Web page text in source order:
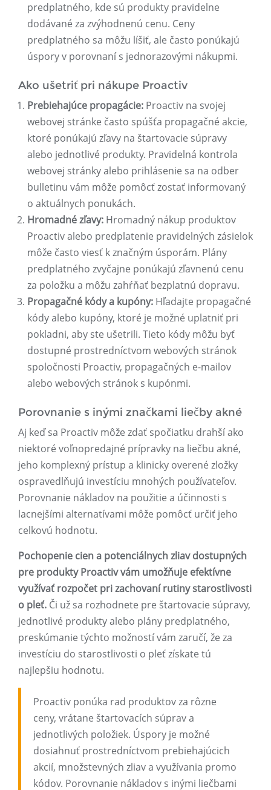
predplatného, ​​kde sú produkty pravidelne
dodávané za zvýhodnenú cenu. Ceny
predplatného sa môžu líšiť, ale často ponúkajú
úspory v porovnaní s jednorazovými nákupmi.
Ako ušetriť pri nákupe Proactiv
Prebiehajúce propagácie: Proactiv na svojej
webovej stránke často spúšťa propagačné akcie,
ktoré ponúkajú zľavy na štartovacie súpravy
alebo jednotlivé produkty. Pravidelná kontrola
webovej stránky alebo prihlásenie sa na odber
bulletinu vám môže pomôcť zostať informovaný
o aktuálnych ponukách.
Hromadné zľavy: Hromadný nákup produktov
Proactiv alebo predplatenie pravidelných zásielok
môže často viesť k značným úsporám. Plány
predplatného zvyčajne ponúkajú zľavnenú cenu
za položku a môžu zahŕňať bezplatnú dopravu.
Propagačné kódy a kupóny: Hľadajte propagačné
kódy alebo kupóny, ktoré je možné uplatniť pri
pokladni, aby ste ušetrili. Tieto kódy môžu byť
dostupné prostredníctvom webových stránok
spoločnosti Proactiv, propagačných e-mailov
alebo webových stránok s kupónmi.
Porovnanie s inými značkami liečby akné
Aj keď sa Proactiv môže zdať spočiatku drahší ako
niektoré voľnopredajné prípravky na liečbu akné,
jeho komplexný prístup a klinicky overené zložky
ospravedlňujú investíciu mnohých používateľov.
Porovnanie nákladov na použitie a účinnosti s
lacnejšími alternatívami môže pomôcť určiť jeho
celkovú hodnotu.
Pochopenie cien a potenciálnych zliav dostupných
pre produkty Proactiv vám umožňuje efektívne
využívať rozpočet pri zachovaní rutiny starostlivosti
o pleť. Či už sa rozhodnete pre štartovacie súpravy,
jednotlivé produkty alebo plány predplatného, ​​
preskúmanie týchto možností vám zaručí, že za
investíciu do starostlivosti o pleť získate tú
najlepšiu hodnotu.
Proactiv ponúka rad produktov za rôzne
ceny, vrátane štartovacích súprav a
jednotlivých položiek. Úspory je možné
dosiahnuť prostredníctvom prebiehajúcich
akcií, množstevných zliav a využívania promo
kódov. Porovnanie nákladov s inými liečbami